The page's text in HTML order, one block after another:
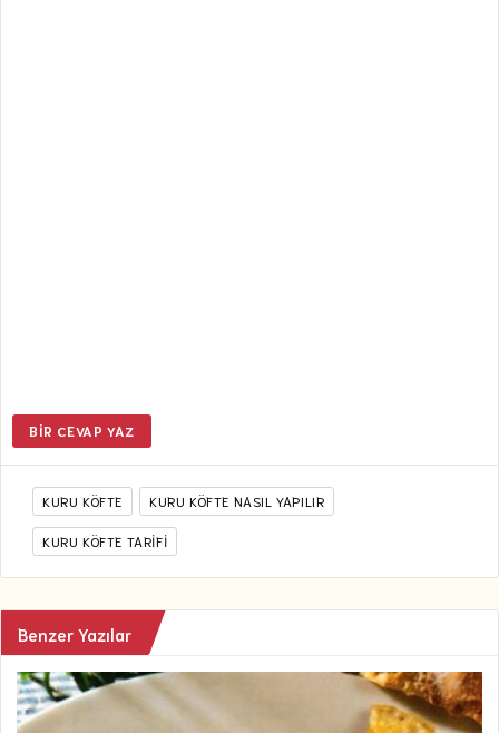
BIR CEVAP YAZ
KURU KÖFTE KURU KÖFTE NASIL YAPILIR
KURU KÖFTE TARIFI
Benzer Yazılar